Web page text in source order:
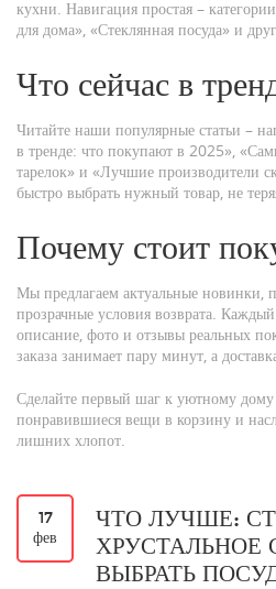
кухни. Навигация простая –
для дома», «Стеклянная посуда» и
Что сейчас в
Читайте наши популярные статьи –
в тренде: что покупают в 2025»,
тарелок» и «Лучшие производители
быстро выбрать нужный товар, не
Почему стоит
Мы предлагаем актуальные новинки,
прозрачные условия возврата.
описание, фото и отзывы реальных
заказа занимает пару минут, а
Сделайте первый шаг к уютному дому
понравившиеся вещи в корзину и
лишних хлопот.
17
фев
ЧТО ЛУЧШЕ:
ХРУСТАЛЬНОЕ
ВЫБРАТЬ